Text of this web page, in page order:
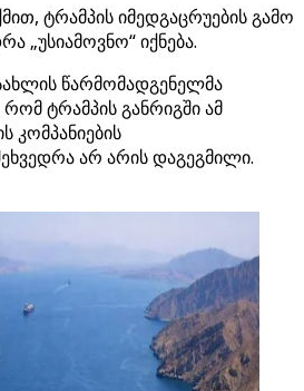
ტრამპის იმედგაცრუების გამო
„უსიამოვნო“ იქნება.
წარმომადგენელმა
ტრამპის განრიგში ამ
კომპანიების
არ არის დაგეგმილი.